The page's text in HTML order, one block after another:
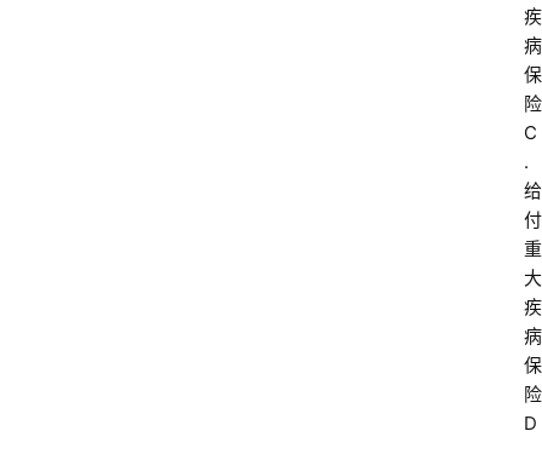
疾
病
保
险
C
.
给
付
重
大
疾
病
保
险
D